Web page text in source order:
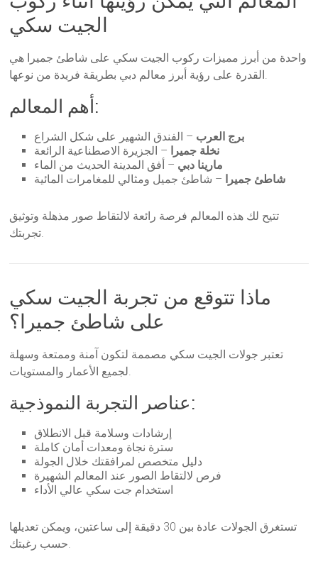
الجيت سكي
واحدة من أبرز مميزات ركوب الجيت سكي على شاطئ جميرا هي
القدرة على رؤية أبرز معالم دبي بطريقة فريدة من نوعها.
أهم المعالم:
برج العرب – الفندق الشهير على شكل الشراع
نخلة جميرا – الجزيرة الاصطناعية الرائعة
مارينا دبي – أفق المدينة الحديث من الماء
شاطئ جميرا – شاطئ جميل ومثالي للمغامرات المائية
تتيح لك هذه المعالم فرصة رائعة لالتقاط صور مذهلة وتوثيق
تجربتك.
ماذا تتوقع من تجربة الجيت سكي
على شاطئ جميرا؟
تعتبر جولات الجيت سكي مصممة لتكون آمنة وممتعة وسهلة
لجميع الأعمار والمستويات.
عناصر التجربة النموذجية:
إرشادات وسلامة قبل الانطلاق
سترة نجاة ومعدات أمان كاملة
دليل متخصص لمرافقتك خلال الجولة
فرص لالتقاط الصور عند المعالم الشهيرة
استخدام جت سكي عالي الأداء
تستغرق الجولات عادة بين 30 دقيقة إلى ساعتين، ويمكن تعديلها
حسب رغبتك.